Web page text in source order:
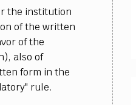
the institution
of the written
of the
also of
form in the
rule.